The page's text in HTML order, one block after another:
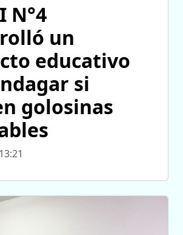
N°4
un
educativo
si
golosinas